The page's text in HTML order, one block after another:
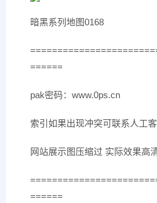
暗黑系列地图0168
======
pak密码：www.0ps.cn
索引如果出现冲突可联系人工客
网站展示图压缩过 实际效果高
======